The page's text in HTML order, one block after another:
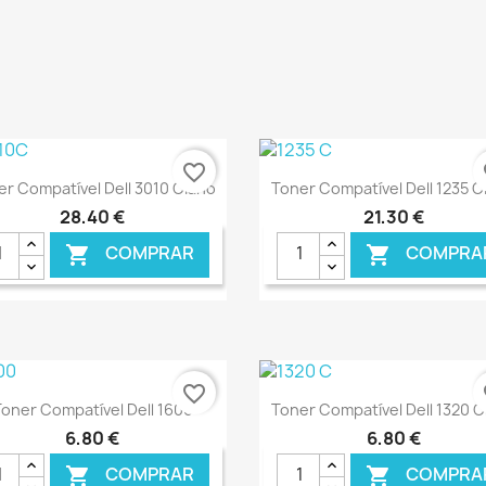
Ver+
Compatível Dell 3010 Ciano
28,40 €
 COMPRAR
€ ONLINE
favorite_border Ver+
Toner Compatível Dell 1235
21,30 €

€
Ver+
Compatível Dell 1600
6,80 €
 COMPRAR
favorite_border Ver+
Toner Compatível Dell 1320
6,80 €
